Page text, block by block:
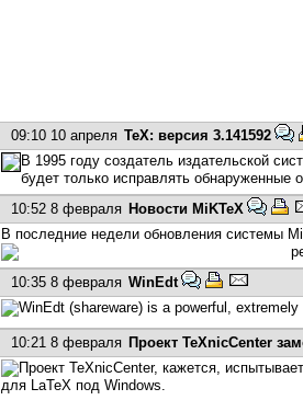
09:10 10 апреля TeX: версия 3.141592
В 1995 году создатель издательской
будет только исправлять
10:52 8 февраля Новости MiKTeX
В последние недели обновления системы
10:35 8 февраля WinEdt
WinEdt (shareware) is a powerful,
10:21 8 февраля Проект TeXnicCenter
Проект TeXnicCenter, кажется,
для LaTeX под Windows.